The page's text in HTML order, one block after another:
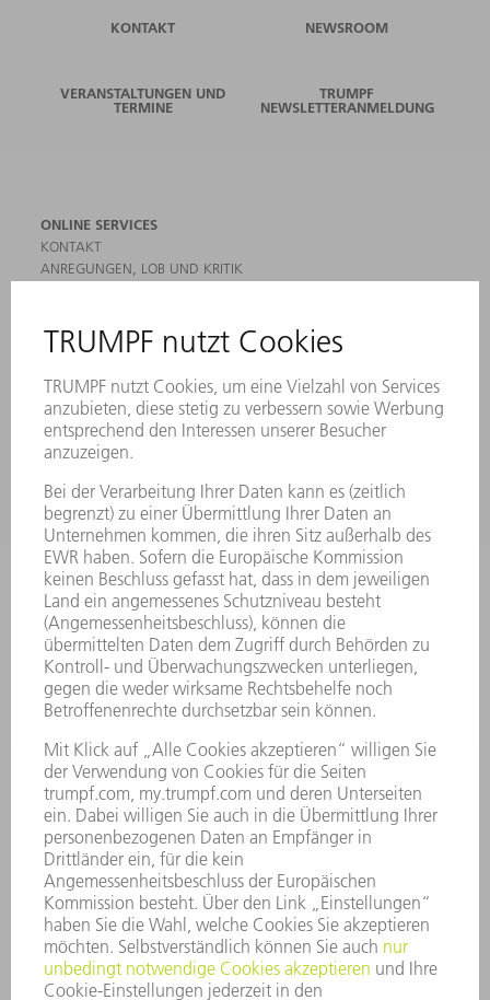
KONTAKT NEWSROOM
VERANSTALTUNGEN UND
TERMINE
TRUMPF
NEWSLETTERANMELDUNG
ONLINE SERVICES
KONTAKT
ANREGUNGEN, LOB UND KRITIK
NEWSLETTER-ANMELDUNG
MYTRUMPF
SICHERHEITSDATENBLÄTTER
HÄNDLERSUCHE ELEKTROWERKZEUGE
PRODUKTE
MASCHINEN & SYSTEME
LEISTUNGSELEKTRONIK
ELEKTROWERKZEUGE
SMART FACTORY
SOFTWARE
SERVICES
ANWENDUNGEN
BRANCHEN
UNTERNEHMEN
KARRIERE
STELLENANGEBOTE
UNTERNEHMENSPROFIL
GESCHÄFTSBERICHT
UNTERNEHMENSGRUNDSÄTZE
COMPLIANCE
HINWEISGEBERSYSTEM
SECURITY
PRESSEMITTEILUNGEN
MAGAZINE
LIEFERANTEN
NACHHALTIGKEIT
UMWELT & KLIMA
SOZIALES & GESELLSCHAFT
UNTERNEHMENSFÜHRUNG